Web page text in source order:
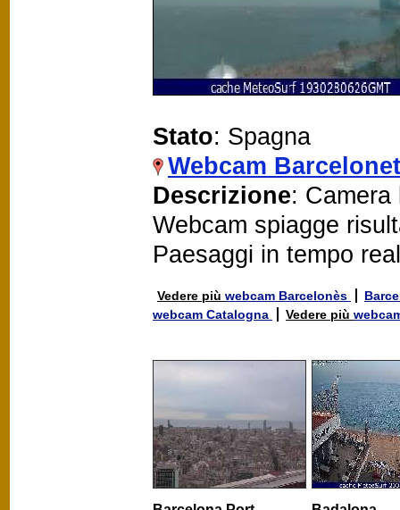
Stato: Spagna
Webcam
Descrizione:
Webcam spiagge
Paesaggi in tempo
Vedere più webcam Barcelonès
webcam Catalogna
Vedere più